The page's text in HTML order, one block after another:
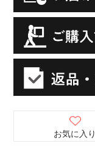
お気に入り